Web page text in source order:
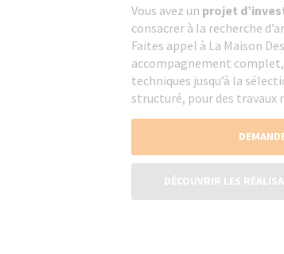
Vous avez un projet
consacrer à la recherche
Faites appel à La Maison
accompagnement
techniques jusqu’à la
structuré, pour des travaux
DÉCOUVRIR LES